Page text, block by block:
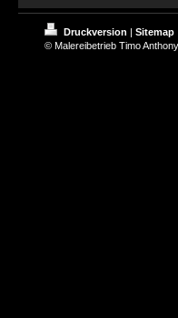
Druckversion | Sitemap
© Malereibetrieb Timo Anthony